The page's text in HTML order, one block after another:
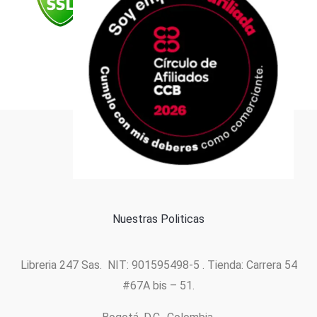
m
Formas de pago
Nuestras Politicas
Libreria 247 Sas. NIT: 901595498-5 . Tienda: Carrera 54
#67A bis – 51.